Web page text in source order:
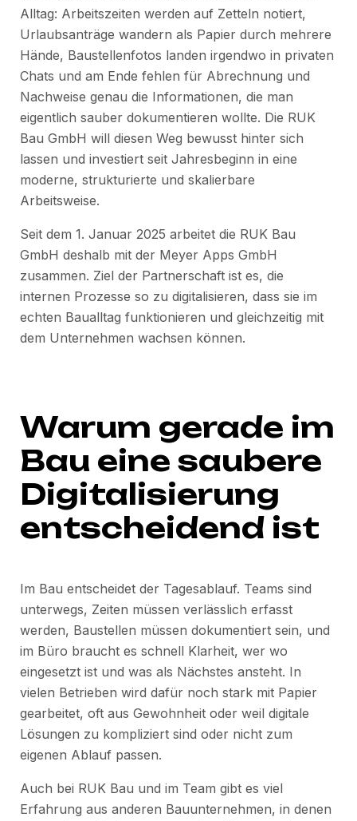
Alltag: Arbeitszeiten werden auf Zetteln notiert,
Urlaubsanträge wandern als Papier durch mehrere
Hände, Baustellenfotos landen irgendwo in privaten
Chats und am Ende fehlen für Abrechnung und
Nachweise genau die Informationen, die man
eigentlich sauber dokumentieren wollte. Die RUK
Bau GmbH will diesen Weg bewusst hinter sich
lassen und investiert seit Jahresbeginn in eine
moderne, strukturierte und skalierbare
Arbeitsweise.
Seit dem 1. Januar 2025 arbeitet die RUK Bau
GmbH deshalb mit der Meyer Apps GmbH
zusammen. Ziel der Partnerschaft ist es, die
internen Prozesse so zu digitalisieren, dass sie im
echten Baualltag funktionieren und gleichzeitig mit
dem Unternehmen wachsen können.
Warum gerade im
Bau eine saubere
Digitalisierung
entscheidend ist
Im Bau entscheidet der Tagesablauf. Teams sind
unterwegs, Zeiten müssen verlässlich erfasst
werden, Baustellen müssen dokumentiert sein, und
im Büro braucht es schnell Klarheit, wer wo
eingesetzt ist und was als Nächstes ansteht. In
vielen Betrieben wird dafür noch stark mit Papier
gearbeitet, oft aus Gewohnheit oder weil digitale
Lösungen zu kompliziert sind oder nicht zum
eigenen Ablauf passen.
Auch bei RUK Bau und im Team gibt es viel
Erfahrung aus anderen Bauunternehmen, in denen